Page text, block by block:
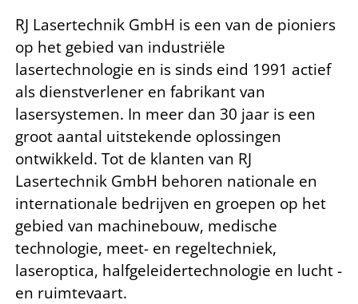
RJ Lasertechnik GmbH is een van de pioniers
op het gebied van industriële
lasertechnologie en is sinds eind 1991 actief
als dienstverlener en fabrikant van
lasersystemen. In meer dan 30 jaar is een
groot aantal uitstekende oplossingen
ontwikkeld. Tot de klanten van RJ
Lasertechnik GmbH behoren nationale en
internationale bedrijven en groepen op het
gebied van machinebouw, medische
technologie, meet- en regeltechniek,
laseroptica, halfgeleidertechnologie en lucht -
en ruimtevaart.